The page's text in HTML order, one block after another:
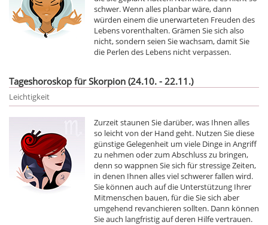
schwer. Wenn alles planbar wäre, dann
würden einem die unerwarteten Freuden des
Lebens vorenthalten. Grämen Sie sich also
nicht, sondern seien Sie wachsam, damit Sie
die Perlen des Lebens nicht verpassen.
Tageshoroskop für Skorpion (24.10. - 22.11.)
Leichtigkeit
Zurzeit staunen Sie darüber, was Ihnen alles
so leicht von der Hand geht. Nutzen Sie diese
günstige Gelegenheit um viele Dinge in Angriff
zu nehmen oder zum Abschluss zu bringen,
denn so wappnen Sie sich für stressige Zeiten,
in denen Ihnen alles viel schwerer fallen wird.
Sie können auch auf die Unterstützung Ihrer
Mitmenschen bauen, für die Sie sich aber
umgehend revanchieren sollten. Dann können
Sie auch langfristig auf deren Hilfe vertrauen.